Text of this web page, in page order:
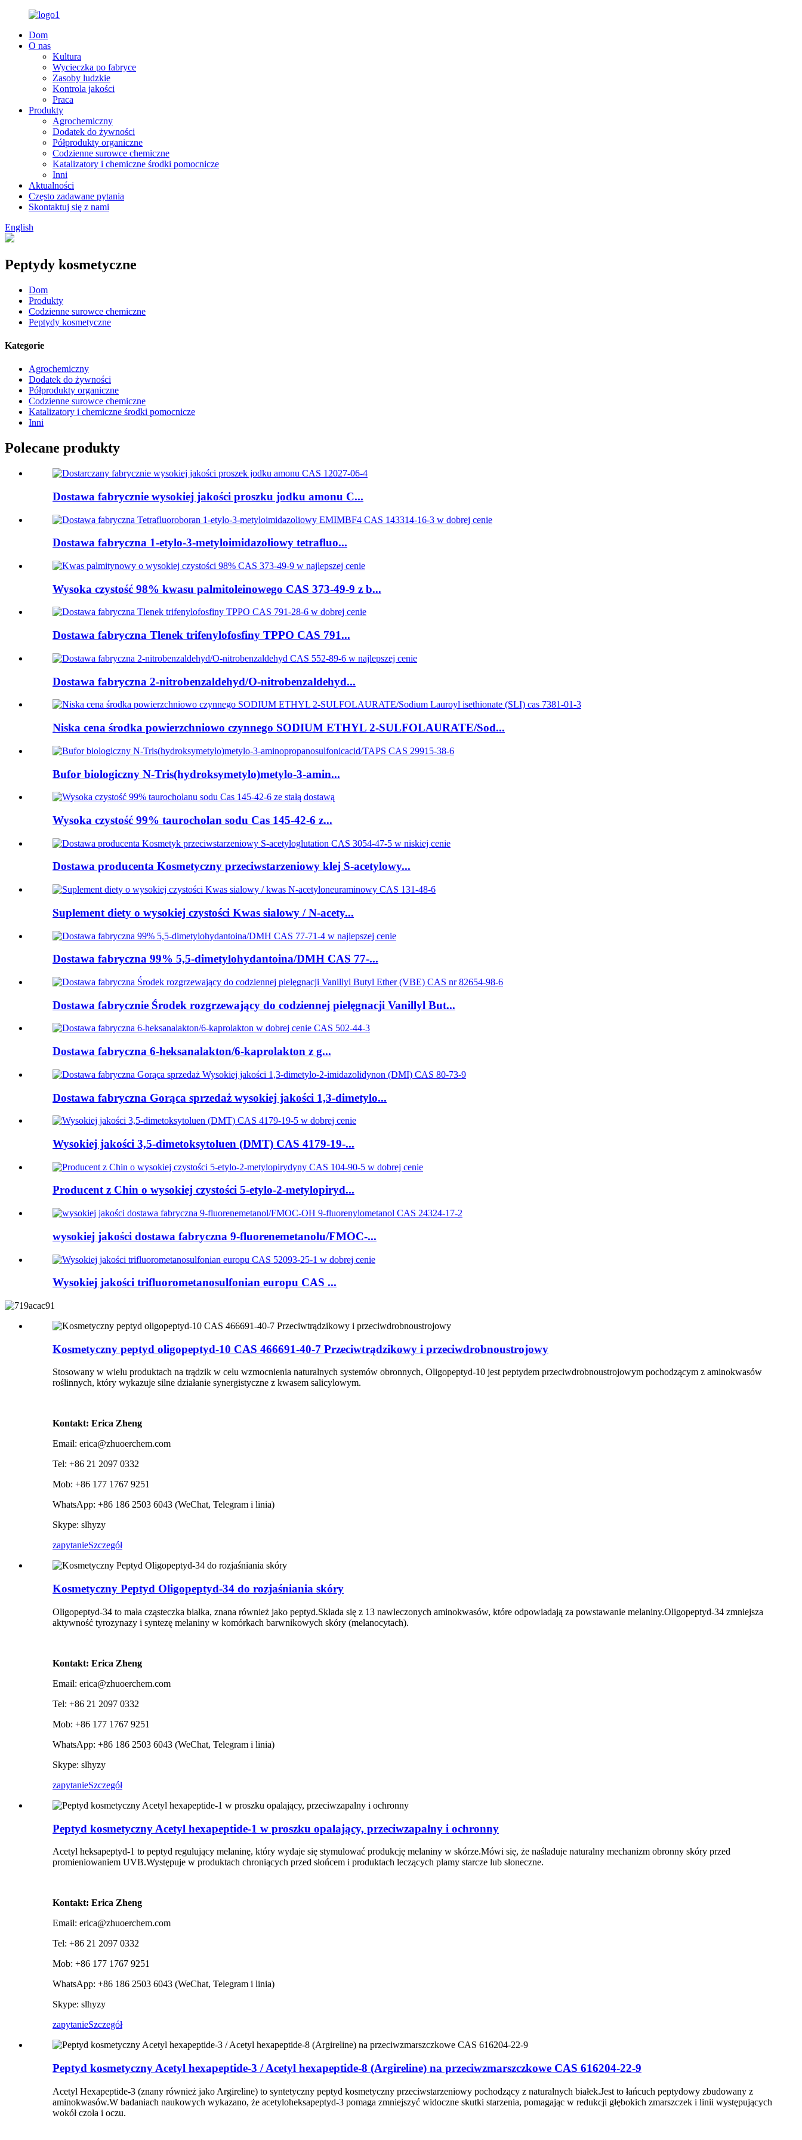
Dom
O nas
Kultura
Wycieczka po fabryce
Zasoby ludzkie
Kontrola jakości
Praca
Produkty
Agrochemiczny
Dodatek do żywności
Półprodukty organiczne
Codzienne surowce chemiczne
Katalizatory i chemiczne środki pomocnicze
Inni
Aktualności
Często zadawane pytania
Skontaktuj się z nami
English
Peptydy kosmetyczne
Dom
Produkty
Codzienne surowce chemiczne
Peptydy kosmetyczne
Kategorie
Agrochemiczny
Dodatek do żywności
Półprodukty organiczne
Codzienne surowce chemiczne
Katalizatory i chemiczne środki pomocnicze
Inni
Polecane produkty
Dostawa fabrycznie wysokiej jakości proszku jodku amonu C...
Dostawa fabryczna 1-etylo-3-metyloimidazoliowy tetrafluo...
Wysoka czystość 98% kwasu palmitoleinowego CAS 373-49-9 z b...
Dostawa fabryczna Tlenek trifenylofosfiny TPPO CAS 791...
Dostawa fabryczna 2-nitrobenzaldehyd/O-nitrobenzaldehyd...
Niska cena środka powierzchniowo czynnego SODIUM ETHYL 2-SULFOLAURATE/Sod...
Bufor biologiczny N-Tris(hydroksymetylo)metylo-3-amin...
Wysoka czystość 99% taurocholan sodu Cas 145-42-6 z...
Dostawa producenta Kosmetyczny przeciwstarzeniowy klej S-acetylowy...
Suplement diety o wysokiej czystości Kwas sialowy / N-acety...
Dostawa fabryczna 99% 5,5-dimetylohydantoina/DMH CAS 77-...
Dostawa fabrycznie Środek rozgrzewający do codziennej pielęgnacji Vanillyl But...
Dostawa fabryczna 6-heksanalakton/6-kaprolakton z g...
Dostawa fabryczna Gorąca sprzedaż wysokiej jakości 1,3-dimetylo...
Wysokiej jakości 3,5-dimetoksytoluen (DMT) CAS 4179-19-...
Producent z Chin o wysokiej czystości 5-etylo-2-metylopiryd...
wysokiej jakości dostawa fabryczna 9-fluorenemetanolu/FMOC-...
Wysokiej jakości trifluorometanosulfonian europu CAS ...
Kosmetyczny peptyd oligopeptyd-10 CAS 466691-40-7 Przeciwtrądzikowy i przeciwdrobnoustrojowy
Stosowany w wielu produktach na trądzik w celu wzmocnienia naturalnych systemów obronnych, Oligopeptyd-10 jest peptydem przeciwdrobnoustrojowym pochodzącym z aminokwasów
roślinnych, który wykazuje silne działanie synergistyczne z kwasem salicylowym.
Kontakt: Erica Zheng
Email: erica@zhuoerchem.com
Tel: +86 21 2097 0332
Mob: +86 177 1767 9251
WhatsApp: +86 186 2503 6043 (WeChat, Telegram i linia)
Skype: slhyzy
zapytanieSzczegół
Kosmetyczny Peptyd Oligopeptyd-34 do rozjaśniania skóry
Oligopeptyd-34 to mała cząsteczka białka, znana również jako peptyd.Składa się z 13 nawleczonych aminokwasów, które odpowiadają za powstawanie melaniny.Oligopeptyd-34 zmniejsza
aktywność tyrozynazy i syntezę melaniny w komórkach barwnikowych skóry (melanocytach).
Kontakt: Erica Zheng
Email: erica@zhuoerchem.com
Tel: +86 21 2097 0332
Mob: +86 177 1767 9251
WhatsApp: +86 186 2503 6043 (WeChat, Telegram i linia)
Skype: slhyzy
zapytanieSzczegół
Peptyd kosmetyczny Acetyl hexapeptide-1 w proszku opalający, przeciwzapalny i ochronny
Acetyl heksapeptyd-1 to peptyd regulujący melaninę, który wydaje się stymulować produkcję melaniny w skórze.Mówi się, że naśladuje naturalny mechanizm obronny skóry przed
promieniowaniem UVB.Występuje w produktach chroniących przed słońcem i produktach leczących plamy starcze lub słoneczne.
Kontakt: Erica Zheng
Email: erica@zhuoerchem.com
Tel: +86 21 2097 0332
Mob: +86 177 1767 9251
WhatsApp: +86 186 2503 6043 (WeChat, Telegram i linia)
Skype: slhyzy
zapytanieSzczegół
Peptyd kosmetyczny Acetyl hexapeptide-3 / Acetyl hexapeptide-8 (Argireline) na przeciwzmarszczkowe CAS 616204-22-9
Acetyl Hexapeptide-3 (znany również jako Argireline) to syntetyczny peptyd kosmetyczny przeciwstarzeniowy pochodzący z naturalnych białek.Jest to łańcuch peptydowy zbudowany z
aminokwasów.W badaniach naukowych wykazano, że acetyloheksapeptyd-3 pomaga zmniejszyć widoczne skutki starzenia, pomagając w redukcji głębokich zmarszczek i linii występujących
wokół czoła i oczu.